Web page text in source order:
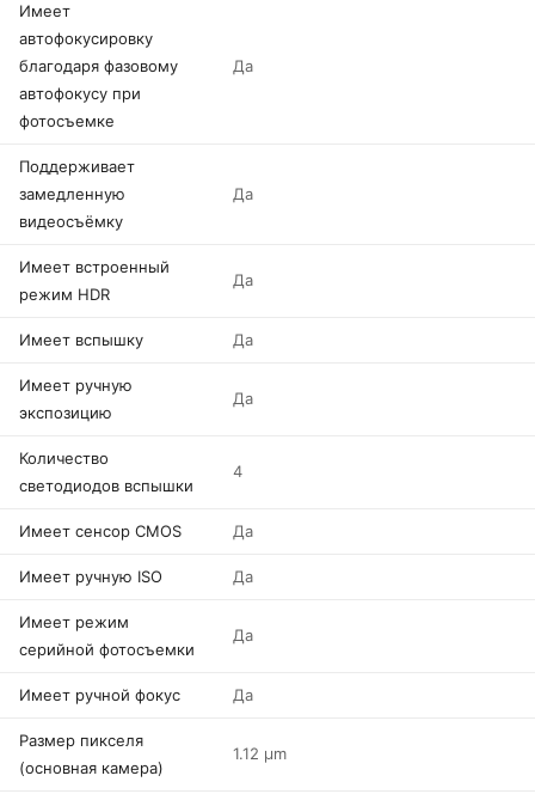
Имеет
автофокусировку
благодаря фазовому
автофокусу при
фотосъемке
Да
Поддерживает
замедленную
видеосъёмку
Да
Имеет встроенный
режим HDR
Да
Имеет вспышку Да
Имеет ручную
экспозицию
Да
Количество
светодиодов вспышки
4
Имеет сенсор CMOS Да
Имеет ручную ISO Да
Имеет режим
серийной фотосъемки
Да
Имеет ручной фокус Да
Размер пикселя
(основная камера)
1.12 µm